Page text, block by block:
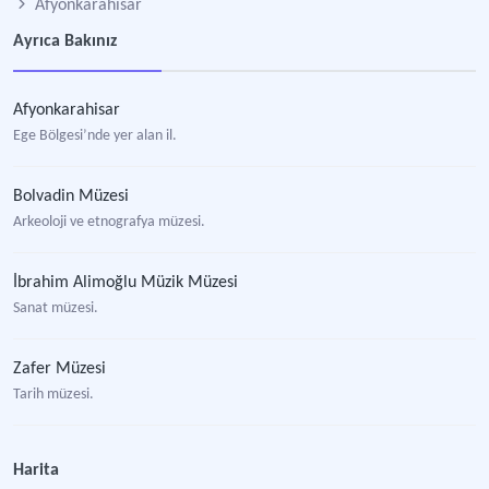
Afyonkarahisar
Ayrıca Bakınız
Afyonkarahisar
Ege Bölgesi’nde yer alan il.
Bolvadin Müzesi
Arkeoloji ve etnografya müzesi.
İbrahim Alimoğlu Müzik Müzesi
Sanat müzesi.
Zafer Müzesi
Tarih müzesi.
Harita